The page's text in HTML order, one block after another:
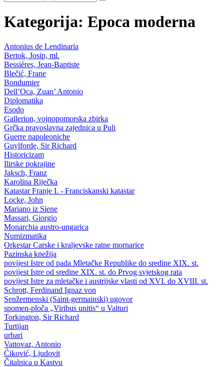
Kategorija: Epoca moderna
Antonius de Lendinaria
Bertok, Josip, ml.
Bessières, Jean-Baptiste
Blečić, Frane
Bondumier
Dell’Oca, Zuan’ Antonio
Diplomatika
Esodo
Gallerion, vojnopomorska zbirka
Grčka pravoslavna zajednica u Puli
Guerre napoleoniche
Guylforde, Sir Richard
Historicizam
Ilirske pokrajine
Jaksch, Franz
Karolina Riječka
Katastar Franje I. - Franciskanski katastar
Locke, John
Mariano iz Siene
Massari, Giorgio
Monarchia austro-ungarica
Numizmatika
Orkestar Carske i kraljevske ratne mornarice
Pazinska knežija
povijest Istre od pada Mletačke Republike do sredine XIX. st.
povijest Istre od sredine XIX. st. do Prvog svjetskog rata
povijest Istre za mletačke i austrijske vlasti od XVI. do XVIII. st.
Schrott, Ferdinand Ignaz von
Senžermenski (Saint-germainski) ugovor
spomen-ploča „Viribus unitis“ u Valturi
Torkington, Sir Richard
Turtijan
urbari
Vattovaz, Antonio
Ćiković, Ljudovit
Čitalnica u Kastvu